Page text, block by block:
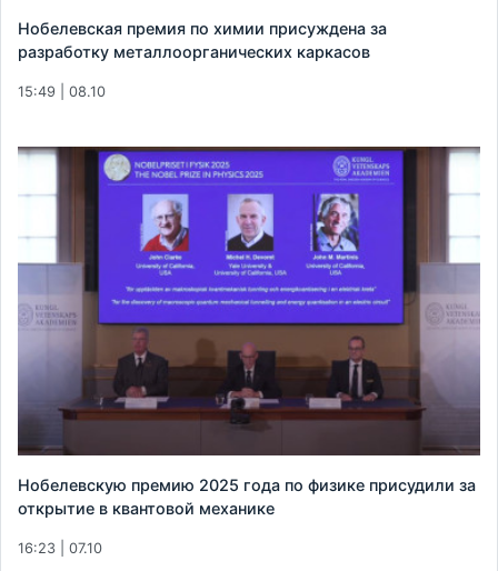
Нобелевская премия по химии присуждена за
разработку металлоорганических каркасов
15:49 | 08.10
Нобелевскую премию 2025 года по физике присудили за
открытие в квантовой механике
16:23 | 07.10